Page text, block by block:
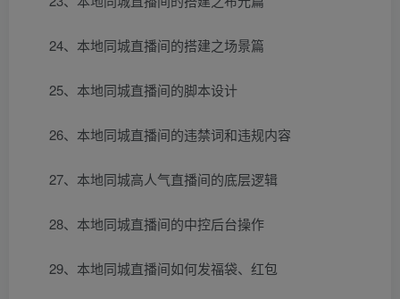
24、本地同城直播间的搭建之场景篇
25、本地同城直播间的脚本设计
26、本地同城直播间的违禁词和违规内容
27、本地同城高人气直播间的底层逻辑
28、本地同城直播间的中控后台操作
29、本地同城直播间如何发福袋、红包